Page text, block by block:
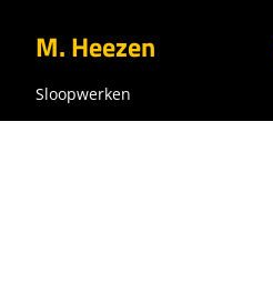
M. Heezen
Sloopwerken
Asbestsanering